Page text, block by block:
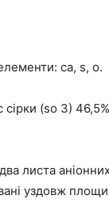
са, s, o.
(so 3)
листа
уздовж